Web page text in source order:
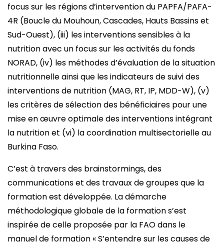
focus sur les régions d’intervention du PAPFA/PAFA-
4R (Boucle du Mouhoun, Cascades, Hauts Bassins et
Sud-Ouest), (iii) les interventions sensibles à la
nutrition avec un focus sur les activités du fonds
NORAD, (iv) les méthodes d’évaluation de la situation
nutritionnelle ainsi que les indicateurs de suivi des
interventions de nutrition (MAG, RT, IP, MDD-W), (v)
les critères de sélection des bénéficiaires pour une
mise en œuvre optimale des interventions intégrant
la nutrition et (vi) la coordination multisectorielle au
Burkina Faso.
C’est à travers des brainstormings, des
communications et des travaux de groupes que la
formation est développée. La démarche
méthodologique globale de la formation s’est
inspirée de celle proposée par la FAO dans le
manuel de formation « S’entendre sur les causes de